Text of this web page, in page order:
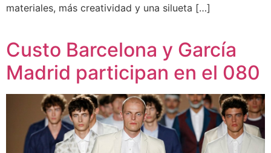
materiales, más creatividad y una silueta […]
Custo Barcelona y García
Madrid participan en el 080